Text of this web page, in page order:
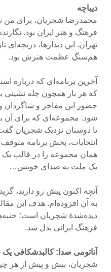
دیباچه
محمدرضا شجریان، برای من
فرهنگ و هنر ایران بود.
تهران. این دیدارها،
هم‌سنگِ عظمت هنرش بود.
آخرین برنامه‌ای که درباره
که هر بار همچون چله نشینی
شود. مجموعه‌ای که برای آن
تا دوستان نزدیک شجریان
انتخابات، پخش برنامه
همان مجموعه را در قالب
یک ملت به صدای خویش…
آنچه اکنون پیش رو دارید،
به آن افزوده‌ام. هدف این
دیده‌شدهٔ شجریان است؛
فرهنگ ایرانی بدل شد.
آناتومی صدا: کالبدشکافی یک
شجریان، بیش و پیش از هر